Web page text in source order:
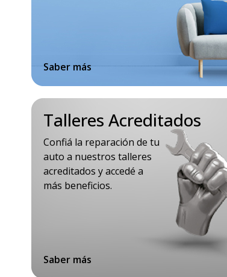
Saber más
Talleres Acreditados
Confiá la reparación de tu
auto a nuestros talleres
acreditados y accedé a
más beneficios.
Saber más